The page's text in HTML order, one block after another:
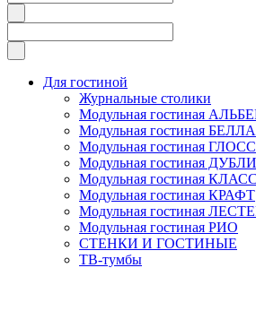
Для гостиной
Журнальные столики
Модульная гостиная
Модульная гостиная БЕЛЛА
Модульная гостиная ГЛОСС
Модульная гостиная
Модульная гостиная
Модульная гостиная КРАФТ
Модульная гостиная
Модульная гостиная РИО
СТЕНКИ И ГОСТИНЫЕ
ТВ-тумбы